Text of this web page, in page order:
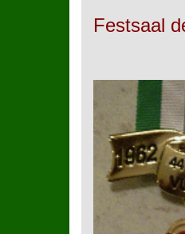
Festsaal